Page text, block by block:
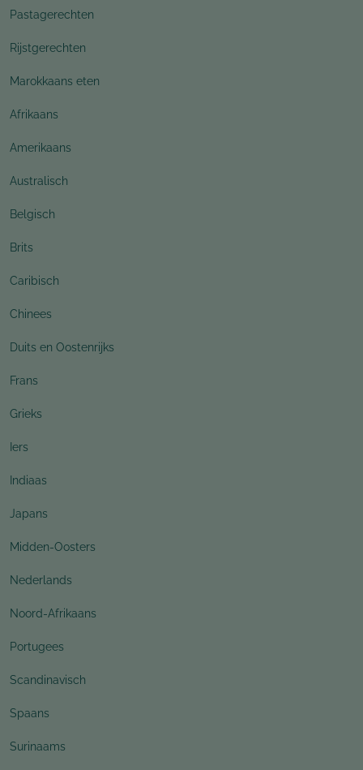
Pastagerechten
Rijstgerechten
Marokkaans eten
Afrikaans
Amerikaans
Australisch
Belgisch
Brits
Caribisch
Chinees
Duits en Oostenrijks
Frans
Grieks
Iers
Indiaas
Japans
Midden-Oosters
Nederlands
Noord-Afrikaans
Portugees
Scandinavisch
Spaans
Surinaams